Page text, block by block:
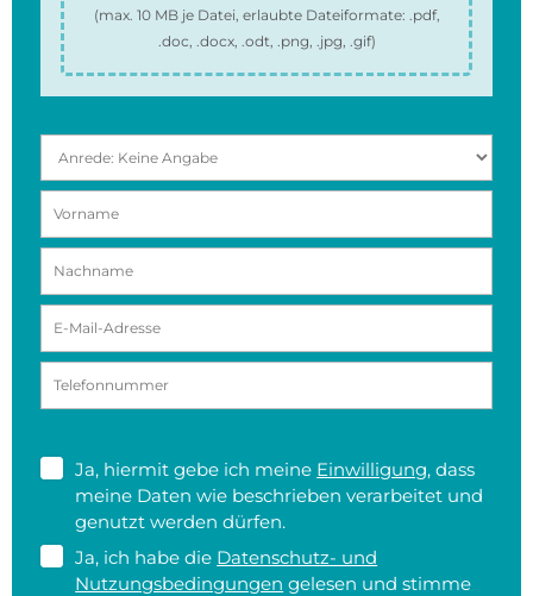
(max. 10 MBje Datei, erlaubte Dateiformate: .pdf,
.doc, .docx, .odt, .png, .jpg, .gif)
Ja, hiermit gebe ich meine Einwilligung, dass
meine Daten wie beschrieben verarbeitet und
genutzt werden dürfen.
Ja, ich habe die Datenschutz- und
Nutzungsbedingungen gelesen und stimme